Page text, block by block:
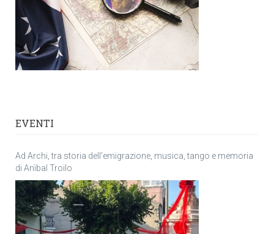
EVENTI
Ad Archi, tra storia dell’emigrazione, musica, tango e memoria
di Anìbal Troilo